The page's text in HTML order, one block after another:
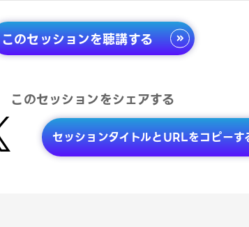
このセッションを聴講する
このセッションをシェアする
セッションタイトルとURLをコピーす